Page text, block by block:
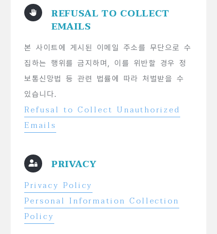
REFUSAL TO COLLECT
EMAILS
본 사이트에 게시된 이메일 주소를 무단으로 수
집하는 행위를 금지하며, 이를 위반할 경우 정
보통신망법 등 관련 법률에 따라 처벌받을 수
있습니다.
Refusal to Collect Unauthorized
Emails
PRIVACY
Privacy Policy
Personal Information Collection
Policy